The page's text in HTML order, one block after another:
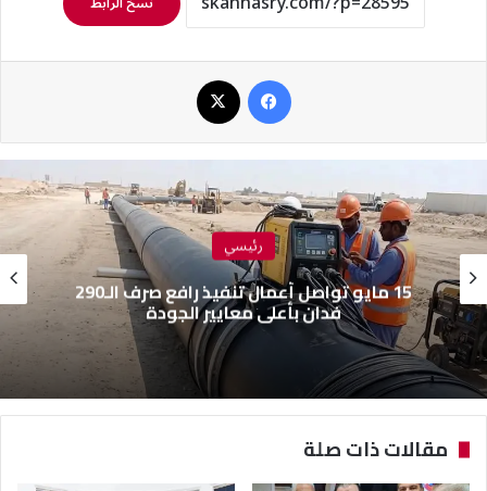
رئيسي
15 مايو تواصل أعمال تنفيذ رافع صرف الـ290
فدان بأعلى معايير الجودة
مقالات ذات صلة